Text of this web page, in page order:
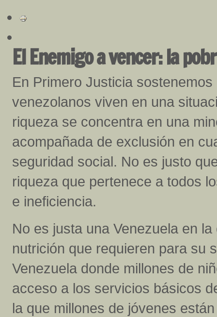
El Enemigo a vencer: la
En Primero Justicia
venezolanos viven en una
riqueza se concentra en una
acompañada de exclusión en
seguridad social. No es justo
riqueza que pertenece a todos
e ineficiencia.
No es justa una Venezuela en
nutrición que requieren para su
Venezuela donde millones de
acceso a los servicios básicos
la que millones de jóvenes